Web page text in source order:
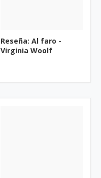
Reseña: Al faro -
Virginia Woolf